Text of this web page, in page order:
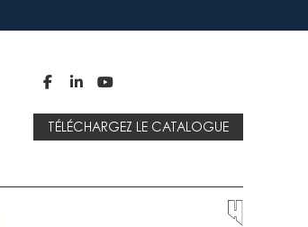
  
TÉLÉCHARGEZ LE CATALOGUE